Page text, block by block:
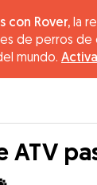
con Rover, la
de perros de
mundo.
ATV